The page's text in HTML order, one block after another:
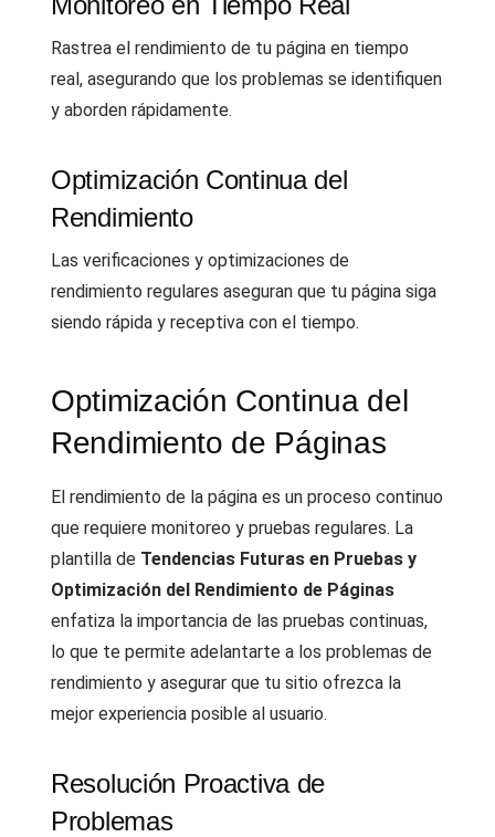
Rastrea el rendimiento de tu página en tiempo
real, asegurando que los problemas se identifiquen
y aborden rápidamente.
Optimización Continua del
Rendimiento
Las verificaciones y optimizaciones de
rendimiento regulares aseguran que tu página siga
siendo rápida y receptiva con el tiempo.
Optimización Continua del
Rendimiento de Páginas
El rendimiento de la página es un proceso continuo
que requiere monitoreo y pruebas regulares. La
plantilla de Tendencias Futuras en Pruebas y
Optimización del Rendimiento de Páginas
enfatiza la importancia de las pruebas continuas,
lo que te permite adelantarte a los problemas de
rendimiento y asegurar que tu sitio ofrezca la
mejor experiencia posible al usuario.
Resolución Proactiva de
Problemas